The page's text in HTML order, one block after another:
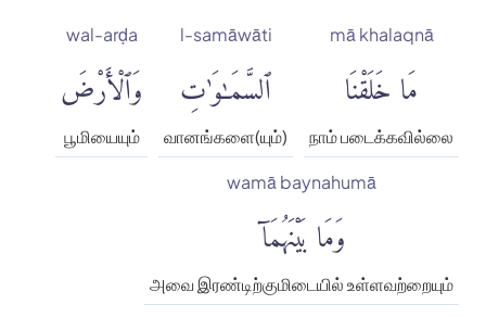
mā khalaqnā
مَا خَلَقْنَا
நாம் படைக்கவில்லை
l-samāwāti
ٱلسَّمَٰوَٰتِ
வானங்களை(யும்)
wal-arḍa
وَٱلْأَرْضَ
பூமியையும்
wamā baynahumā
وَمَا بَيْنَهُمَآ
அவை இரண்டிற்குமிடையில் உள்ளவற்றையும்